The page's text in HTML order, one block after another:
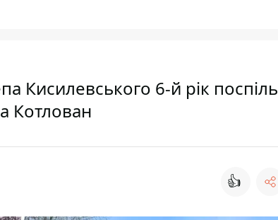
Кисилевського 6-й рік поспіль
Котлован
👍